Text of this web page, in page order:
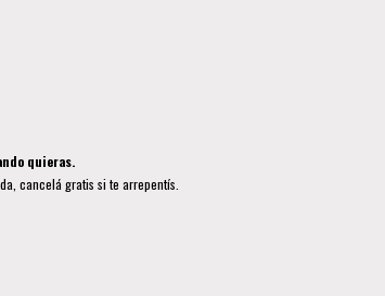
quieras.
cancelá gratis si te arrepentís.